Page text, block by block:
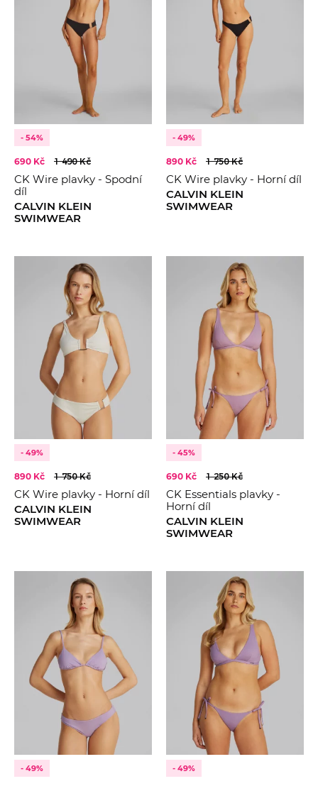
- 54%
690 Kč 1 490 Kč
CK Wire plavky - Spodní
díl
CALVIN KLEIN
SWIMWEAR
- 49%
890 Kč 1 750 Kč
CK Wire plavky - Horní díl
CALVIN KLEIN
SWIMWEAR
- 49%
890 Kč 1 750 Kč
CK Wire plavky - Horní díl
CALVIN KLEIN
SWIMWEAR
- 45%
690 Kč 1 250 Kč
CK Essentials plavky -
Horní díl
CALVIN KLEIN
SWIMWEAR
- 49% - 49%